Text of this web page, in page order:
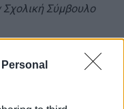
Σύμβουλο
των εκάστοτε
3,4